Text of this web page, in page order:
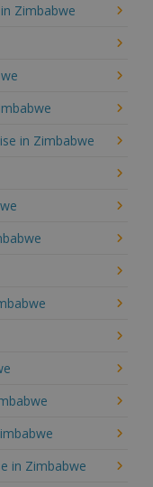
Zimbabwe
in Zimbabwe
in Zimbabwe